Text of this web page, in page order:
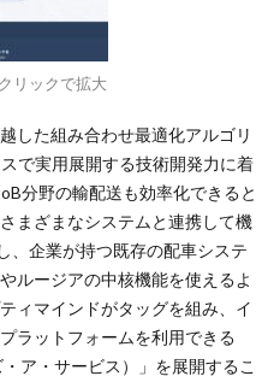
リックで拡大
した組み合わせ最適化アルゴリ
で実用展開する技術開発力に着
分野の輸配送も効率化できると
まざまなシステムと連携して機
、企業が持つ既存の配車システ
ルージアの中核機能を使えるよ
ィマインドがタッグを組み、イ
ラットフォームを利用できる
ア・サービス）」を展開するこ